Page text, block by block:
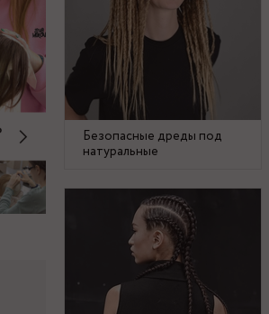
Безопасные дреды под
натуральные